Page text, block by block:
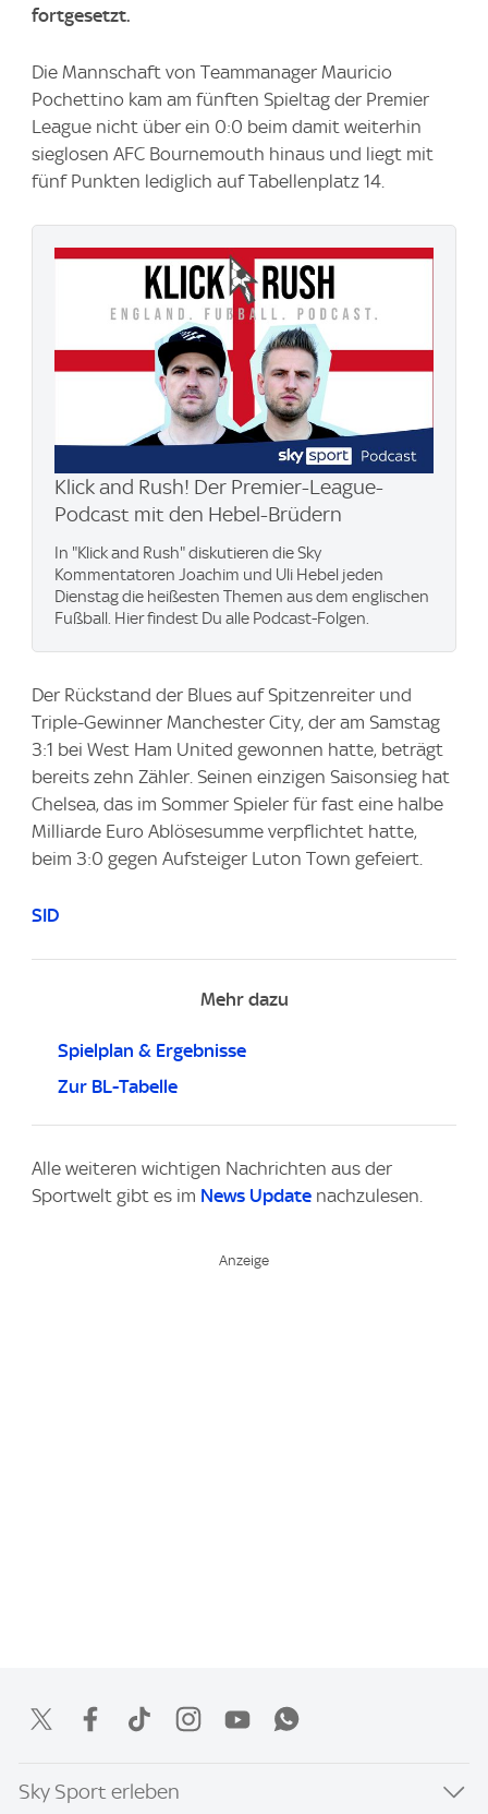
fortgesetzt.
Die Mannschaft von Teammanager Mauricio
Pochettino kam am fünften Spieltag der Premier
League nicht über ein 0:0 beim damit weiterhin
sieglosen AFC Bournemouth hinaus und liegt mit
fünf Punkten lediglich auf Tabellenplatz 14.
Klick and Rush! Der Premier-League-
Podcast mit den Hebel-Brüdern
In "Klick and Rush" diskutieren die Sky
Kommentatoren Joachim und Uli Hebel jeden
Dienstag die heißesten Themen aus dem englischen
Fußball. Hier findest Du alle Podcast-Folgen.
Der Rückstand der Blues auf Spitzenreiter und
Triple-Gewinner Manchester City, der am Samstag
3:1 bei West Ham United gewonnen hatte, beträgt
bereits zehn Zähler. Seinen einzigen Saisonsieg hat
Chelsea, das im Sommer Spieler für fast eine halbe
Milliarde Euro Ablösesumme verpflichtet hatte,
beim 3:0 gegen Aufsteiger Luton Town gefeiert.
SID
Mehr dazu
Spielplan & Ergebnisse
Zur BL-Tabelle
Alle weiteren wichtigen Nachrichten aus der
Sportwelt gibt es im News Update nachzulesen.
Sky Sport erleben